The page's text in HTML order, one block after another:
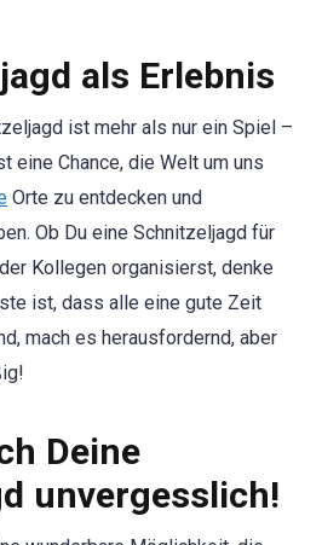
als Erlebnis
ist mehr als nur ein Spiel –
eine Chance, die Welt um uns
Orte zu entdecken und
Ob Du eine Schnitzeljagd für
Kollegen organisierst, denke
ist, dass alle eine gute Zeit
mach es herausfordernd, aber
Deine
unvergesslich!